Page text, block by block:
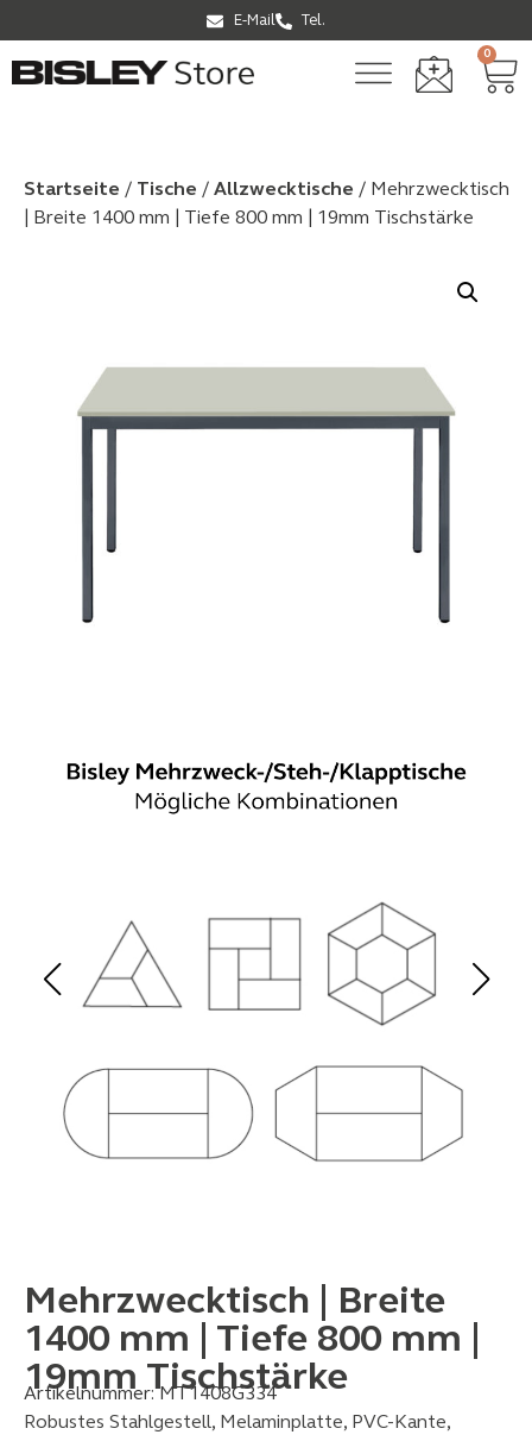
E-Mail Tel.
0
Startseite / Tische / Allzwecktische / Mehrzwecktisch
| Breite 1400 mm | Tiefe 800 mm | 19mm Tischstärke
Mehrzwecktisch | Breite
1400 mm | Tiefe 800 mm |
19mm Tischstärke
Artikelnummer:MT1408G334
Robustes Stahlgestell, Melaminplatte, PVC-Kante,